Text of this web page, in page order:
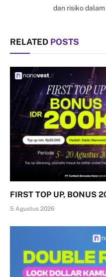
dan risiko
RELATED POSTS
FIRST TOP UP, BONUS
5 Agustus 2026